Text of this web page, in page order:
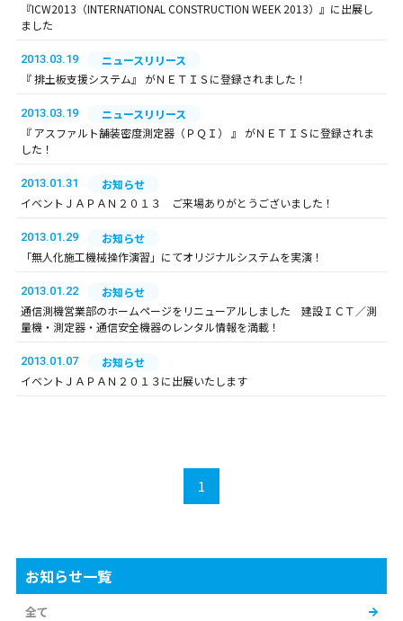
『ICW2013（INTERNATIONAL CONSTRUCTION WEEK 2013）』に出展し
ました
2013.03.19
ニュースリリース
『 排土板支援システム』 がＮＥＴＩＳに登録されました！
2013.03.19
ニュースリリース
『 アスファルト舗装密度測定器（ＰＱＩ） 』 がＮＥＴＩＳに登録されま
した！
2013.01.31
お知らせ
イベントＪＡＰＡＮ２０１３ ご来場ありがとうございました！
2013.01.29
お知らせ
「無人化施工機械操作演習」にてオリジナルシステムを実演！
2013.01.22
お知らせ
通信測機営業部のホームページをリニューアルしました 建設ＩＣＴ／測
量機・測定器・通信安全機器のレンタル情報を満載！
2013.01.07
お知らせ
イベントＪＡＰＡＮ２０１３に出展いたします
1
お知らせ一覧
全て